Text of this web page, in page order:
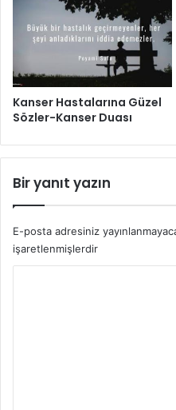
Kanser Hastalarına Güzel
Sözler-Kanser Duası
Bir yanıt yazın
E-posta adresiniz
işaretlenmişlerdir